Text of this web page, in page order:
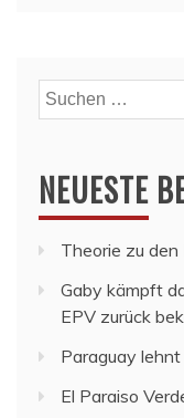
Suchen
nach:
NEUESTE
Theorie zu
Gaby kämpft
EPV zurück
Paraguay
El Paraiso